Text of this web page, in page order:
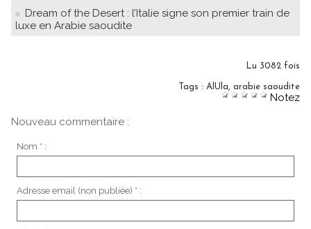
Dream of the Desert : l’Italie signe son premier train de
luxe en Arabie saoudite
Lu 3082 fois
Tags : AlUla, arabie saoudite
Notez
Nouveau commentaire :
Nom * :
Adresse email (non publiée) * :